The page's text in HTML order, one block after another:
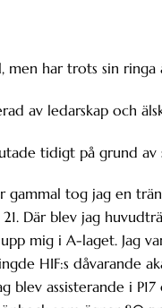
men har trots sin
av ledarskap och
tidigt på grund av
gammal tog jag en
21. Där blev jag
mig i A-laget. Jag
HIF:s dåvarande
blev assisterande i